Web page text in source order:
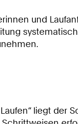
und
liegt der